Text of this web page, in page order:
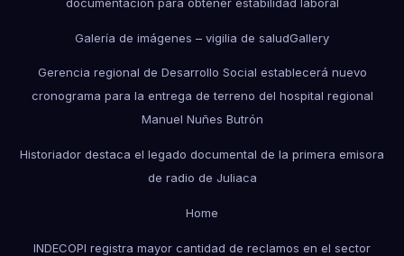
Galería de imágenes – vigilia de saludGallery
Gerencia regional de Desarrollo Social establecerá nuevo
cronograma para la entrega de terreno del hospital regional
Manuel Nuñes Butrón
Historiador destaca el legado documental de la primera emisora
de radio de Juliaca
Home
INDECOPI registra mayor cantidad de reclamos en el sector